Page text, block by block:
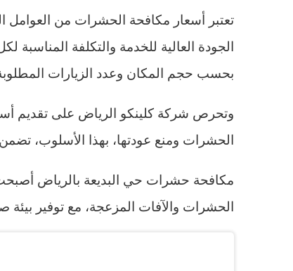
تعتبر أسعار مكافحة الحشرات من العوامل
الجودة العالية للخدمة والتكلفة
بحسب حجم المكان وعدد الزيارات
وتحرص شركة كلينكو الرياض على تقديم
الحشرات ومنع عودتها، بهذا الأسلوب،
مكافحة حشرات حي البديعة بالرياض أصبحت
الحشرات والآفات المزعجة، مع توفير